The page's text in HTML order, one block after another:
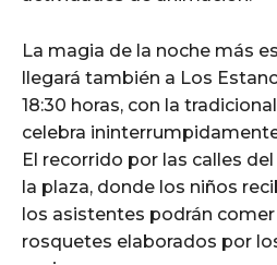
La magia de la noche más
llegará también a Los
18:30 horas, con la
celebra
El recorrido por las calles
la plaza, donde los niños
los asistentes podrán
rosquetes elaborados por